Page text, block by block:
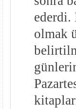
ederdi.
olmak